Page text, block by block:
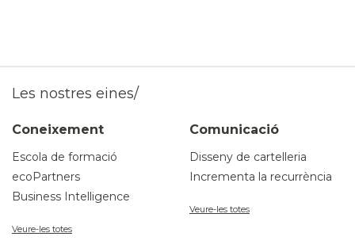
Les nostres eines/
Coneixement
Escola de formació
ecoPartners
Business Intelligence
Veure-les totes
Comunicació
Disseny de cartelleria
Incrementa la recurrència
Veure-les totes